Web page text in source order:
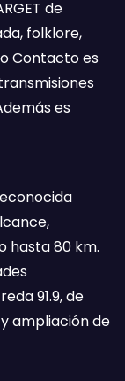
de
folklore,
Contacto es
es
hasta 80 km.
91.9, de
ampliación de